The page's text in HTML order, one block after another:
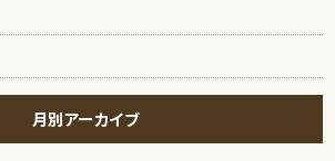
月別アーカイブ